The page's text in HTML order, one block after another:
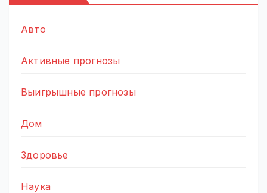
Авто
Активные прогнозы
Выигрышные прогнозы
Дом
Здоровье
Наука